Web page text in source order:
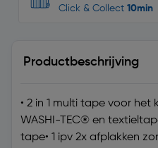
Click & Collect 10min
Productbeschrijving
• 2 in 1 multi tape voor het
WASHI-TEC® en
tape• 1 ipv 2x afplakken